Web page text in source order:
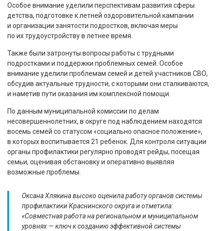
Особое внимание уделили перспективам развития сферы
детства, подготовке к летней оздоровительной кампании
и организации занятости подростков, включая меры
по их трудоустройству в летнее время.
Также были затронуты вопросы работы с трудными
подростками и поддержки проблемных семей. Особое
внимание уделили проблемам семей и детей участников СВО,
обсудив актуальные трудности, с которыми они сталкиваются,
и наметив пути оказания им комплексной помощи.
По данным муниципальной комиссии по делам
несовершеннолетних, в округе под наблюдением находятся
восемь семей со статусом «социально опасное положение»,
в которых воспитывается 21 ребенок. Для контроля ситуации
органы профилактики регулярно проводят рейды, посещая
семьи, оценивая обстановку и оперативно выявляя
возможные проблемы.
Оксана Хлякина высоко оценила работу органов системы
профилактики Краснинского округа и отметила:
«Совместная работа на региональном и муниципальном
уровнях — ключ к созданию эффективной системы